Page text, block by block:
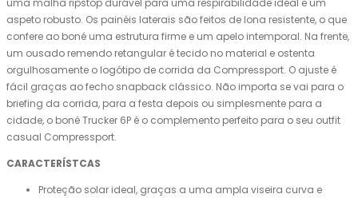
uma malha ripstop durável para uma respirabilidade ideal e um
aspeto robusto. Os painéis laterais são feitos de lona resistente, o que
confere ao boné uma estrutura firme e um apelo intemporal. Na frente,
um ousado remendo retangular é tecido no material e ostenta
orgulhosamente o logótipo de corrida da Compressport. O ajuste é
fácil graças ao fecho snapback clássico. Não importa se vai para o
briefing da corrida, para a festa depois ou simplesmente para a
cidade, o boné Trucker 6P é o complemento perfeito para o seu outfit
casual Compressport.
CARACTERÍSTCAS
Proteção solar ideal, graças a uma ampla viseira curva e